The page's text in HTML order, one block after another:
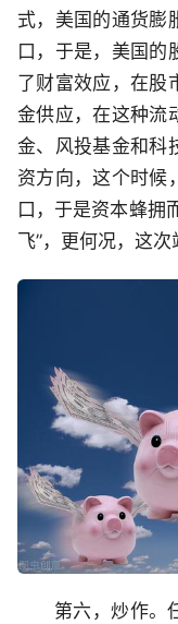
式，美国的通货膨
口，于是，美国的
了财富效应，在股
金供应，在这种流
金、风投基金和科
资方向，这个时候
口，于是资本蜂拥
飞”，更何况，这次
第六，炒作。